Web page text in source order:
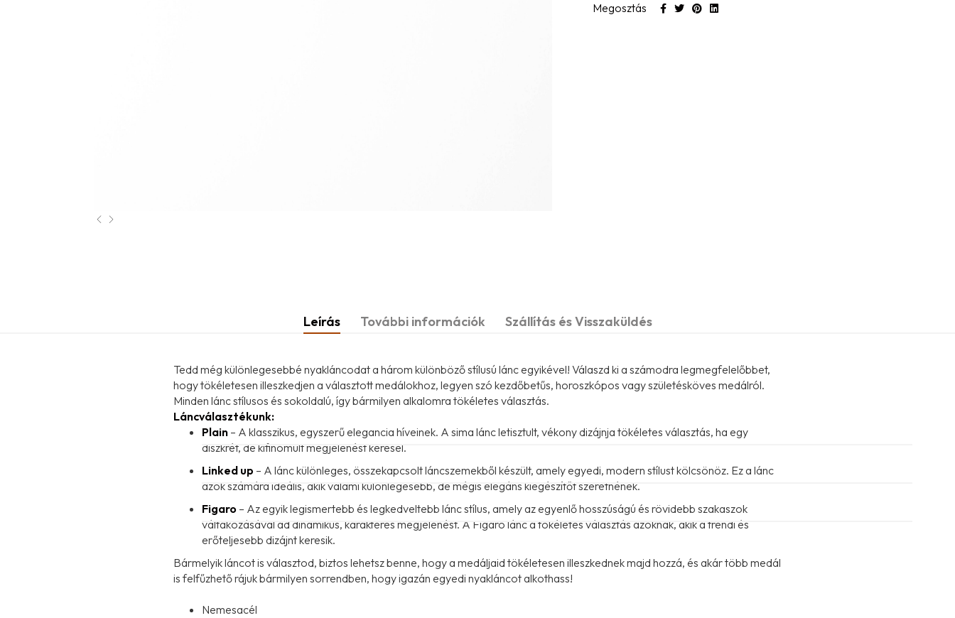
Megosztás
Leírás További információk Szállítás és Visszaküldés
Tedd még különlegesebbé nyakláncodat a három különböző stílusú lánc egyikével! Válaszd ki a számodra legmegfelelőbbet,
hogy tökéletesen illeszkedjen a választott medálokhoz, legyen szó kezdőbetűs, horoszkópos vagy születésköves medálról.
Minden lánc stílusos és sokoldalú, így bármilyen alkalomra tökéletes választás.
Láncválasztékunk:
Plain – A klasszikus, egyszerű elegancia híveinek. A sima lánc letisztult, vékony dizájnja tökéletes választás, ha egy
diszkrét, de kifinomult megjelenést keresel.
Linked up – A lánc különleges, összekapcsolt láncszemekből készült, amely egyedi, modern stílust kölcsönöz. Ez a lánc
azok számára ideális, akik valami különlegesebb, de mégis elegáns kiegészítőt szeretnének.
Figaro – Az egyik legismertebb és legkedveltebb lánc stílus, amely az egyenlő hosszúságú és rövidebb szakaszok
váltakozásával ad dinamikus, karakteres megjelenést. A Figaro lánc a tökéletes választás azoknak, akik a trendi és
erőteljesebb dizájnt keresik.
Bármelyik láncot is választod, biztos lehetsz benne, hogy a medáljaid tökéletesen illeszkednek majd hozzá, és akár több medál
is felfűzhető rájuk bármilyen sorrendben, hogy igazán egyedi nyakláncot alkothass!
Nemesacél